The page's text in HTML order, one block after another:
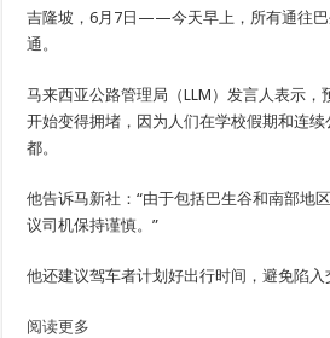
吉隆坡，6月7日——今天早上，所有通往巴
通。
马来西亚公路管理局（LLM）发言人表示，
开始变得拥堵，因为人们在学校假期和连
都。
他告诉马新社：“由于包括巴生谷和南部地
议司机保持谨慎。”
他还建议驾车者计划好出行时间，避免陷
阅读更多